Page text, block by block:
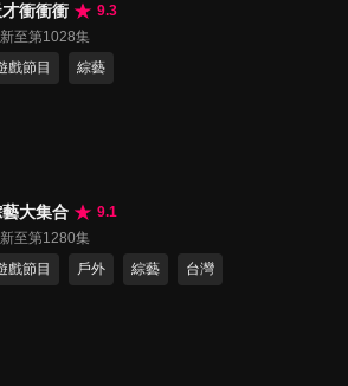
才衝衝衝
9.3
至第1028集
戲節目
綜藝
大集合
9.1
至第1280集
戲節目
戶外 綜藝 台灣